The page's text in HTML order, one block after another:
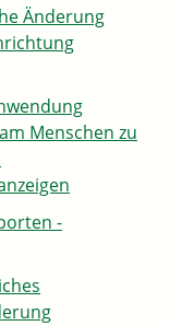
Änderung
Menschen zu
-